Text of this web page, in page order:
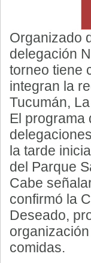
Organizado
delegación
torneo tiene
integran la
Tucumán,
El programa
la tarde
del Parque
Cabe
confirmó la
Deseado,
comidas.